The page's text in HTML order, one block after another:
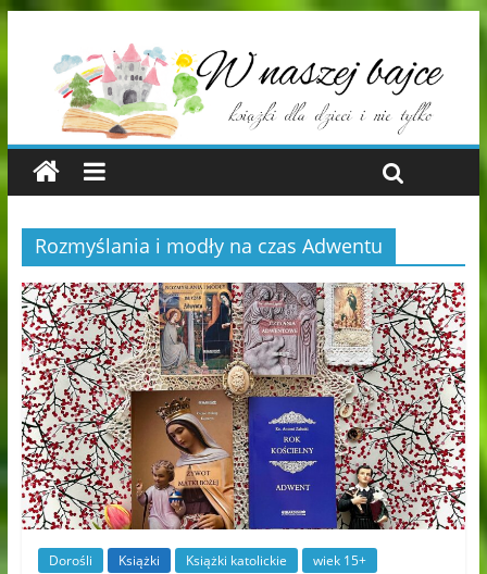
Rozmyślania i modły na czas Adwentu
Dorośli Książki Książki katolickie wiek 15+